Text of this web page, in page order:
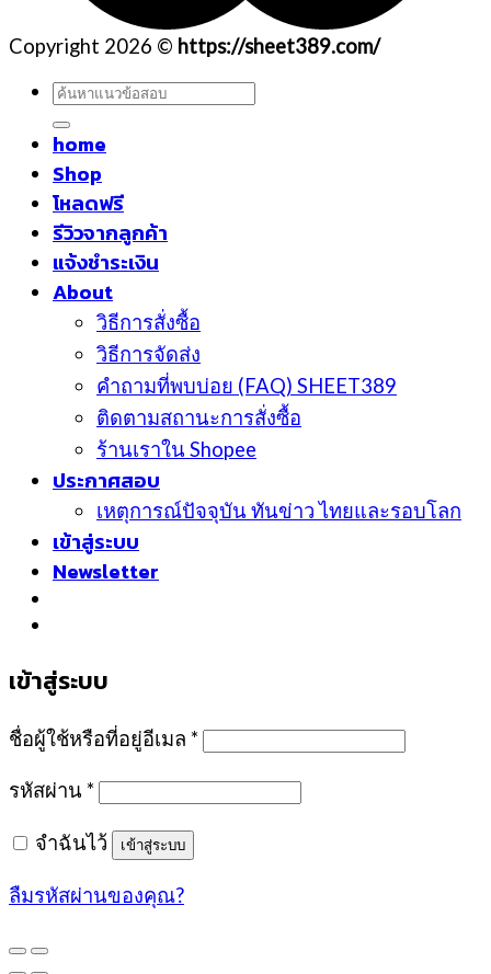
Copyright 2026 © https://sheet389.com/
ค้นหา:
home
Shop
โหลดฟรี
รีวิวจากลูกค้า
แจ้งชำระเงิน
About
วิธีการสั่งซื้อ
วิธีการจัดส่ง
คำถามที่พบบ่อย (FAQ) SHEET389
ติดตามสถานะการสั่งซื้อ
ร้านเราใน Shopee
ประกาศสอบ
เหตุการณ์ปัจจุบัน ทันข่าว ไทยและรอบโลก
เข้าสู่ระบบ
Newsletter
เข้าสู่ระบบ
ชื่อผู้ใช้หรือที่อยู่อีเมล *
รหัสผ่าน *
จำฉันไว้ เข้าสู่ระบบ
ลืมรหัสผ่านของคุณ?